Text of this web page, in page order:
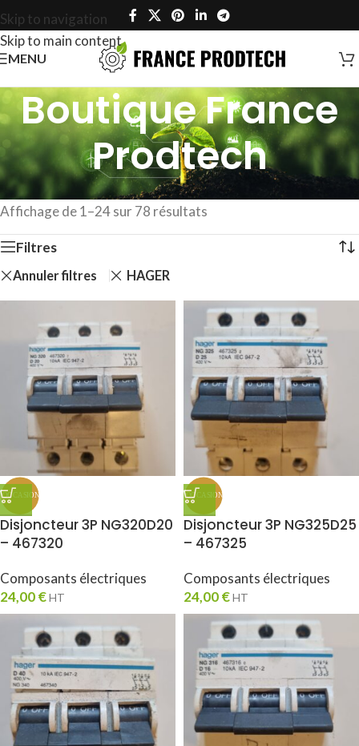
Skip to navigation
Skip to main content
MENU
Boutique France
Prodtech
Accueil
Boutique France Prodtech
Affichage de 1–24 sur 78 résultats
Filtres
Annuler filtres HAGER
Disjoncteur 3P NG320D20
– 467320
Composants électriques
24,00€HT
Disjoncteur 3P NG325D25
– 467325
Composants électriques
24,00€HT